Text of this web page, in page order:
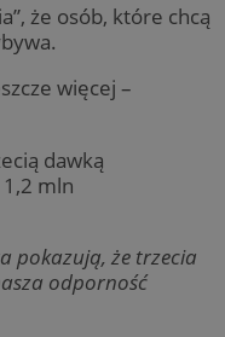
że osób, które chcą
więcej –
dawką
mln
pokazują, że trzecia
odporność